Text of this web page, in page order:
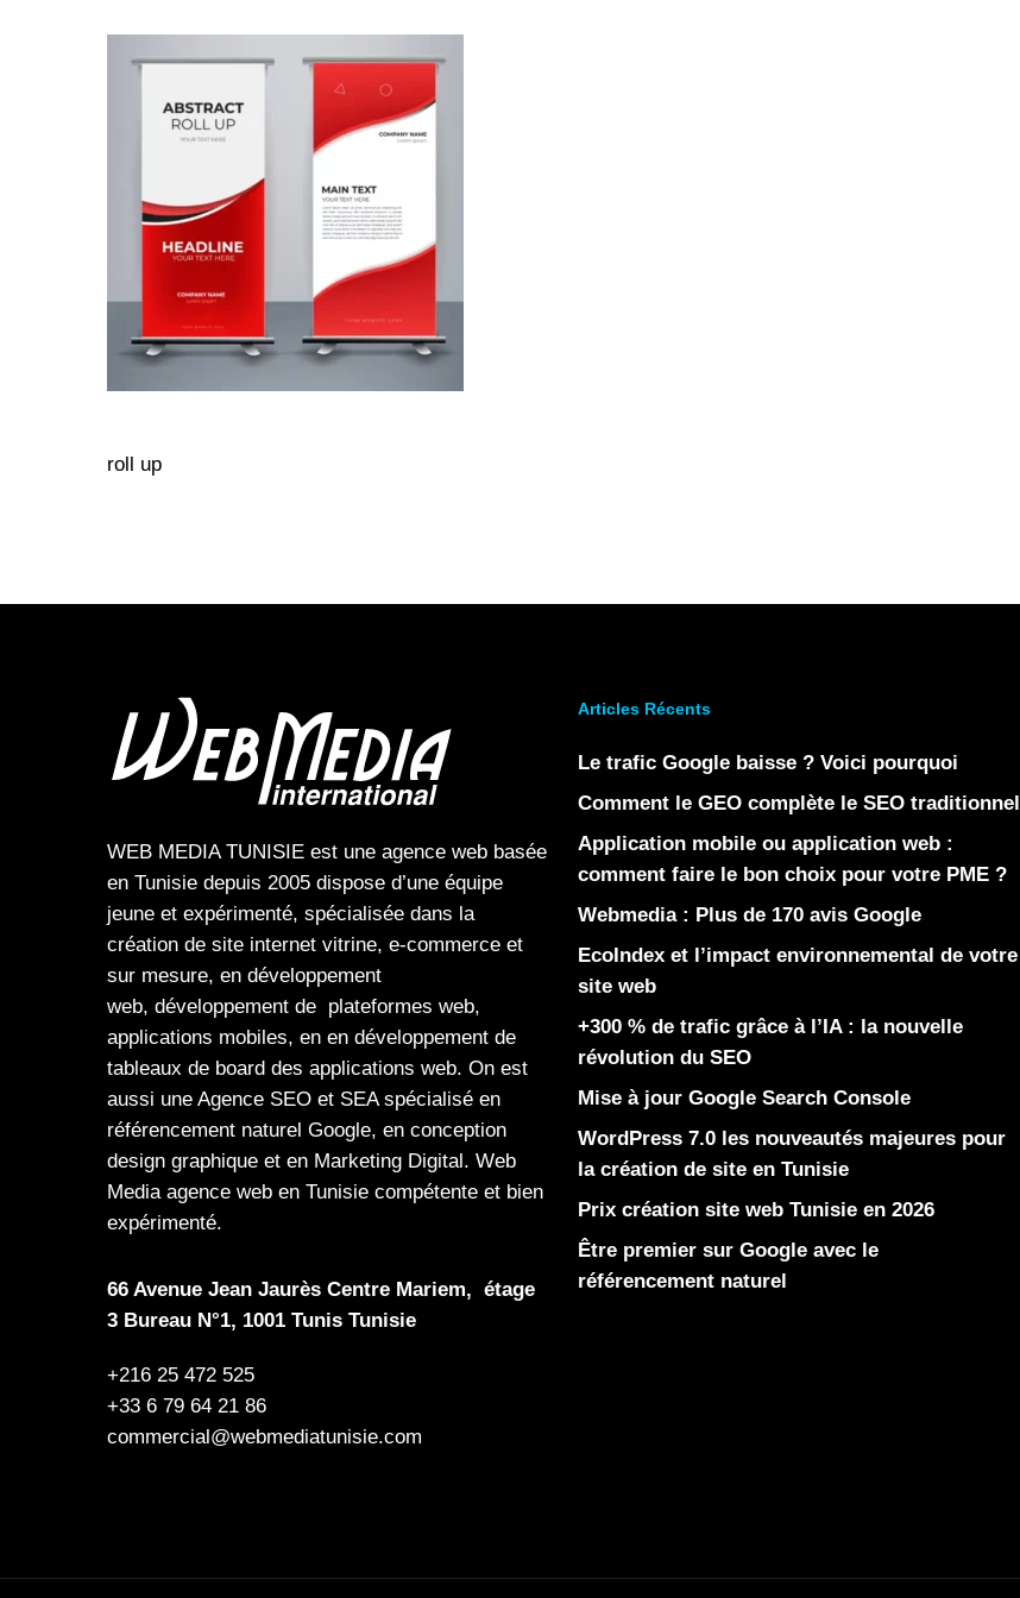
roll up
WEB MEDIA TUNISIE est une agence web basée
en Tunisie depuis 2005 dispose d’une équipe
jeune et expérimenté, spécialisée dans la
création de site internet vitrine, e-commerce et
sur mesure, en développement
web, développement de plateformes web,
applications mobiles, en en développement de
tableaux de board des applications web. On est
aussi une Agence SEO et SEAspécialisé en
référencement naturel Google, en conception
design graphique et en Marketing Digital. Web
Mediaagence web en Tunisie compétente et bien
expérimenté.
66 Avenue Jean Jaurès Centre Mariem, étage
3 Bureau N°1, 1001 Tunis Tunisie
+216 25 472 525
+33 6 79 64 21 86
commercial@webmediatunisie.com
Articles Récents
Le trafic Google baisse ? Voici pourquoi
Comment le GEO complète le SEO traditionnel
Application mobile ou application web :
comment faire le bon choix pour votre PME ?
Webmedia : Plus de 170 avis Google
EcoIndex et l’impact environnemental de votre
site web
+300 % de trafic grâce à l’IA : la nouvelle
révolution du SEO
Mise à jour Google Search Console
WordPress 7.0 les nouveautés majeures pour
la création de site en Tunisie
Prix création site web Tunisie en 2026
Être premier sur Google avec le
référencement naturel